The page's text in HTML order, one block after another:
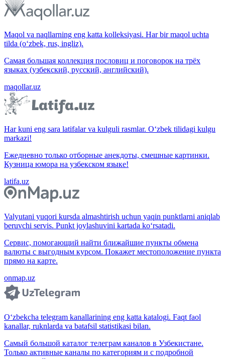
Maqol va naqllarning eng katta kolleksiyasi. Har bir maqol uchta
tilda (o‘zbek, rus, ingliz).
Самая большая коллекция пословиц и поговорок на трёх
языках (узбекский, русский, английский).
maqollar.uz
Har kuni eng sara latifalar va kulguli rasmlar. O‘zbek tilidagi kulgu
markazi!
Ежедневно только отборные анекдоты, смешные картинки.
Кузница юмора на узбекском языке!
latifa.uz
Valyutani yuqori kursda almashtirish uchun yaqin punktlarni aniqlab
beruvchi servis. Punkt joylashuvini kartada ko‘rsatadi.
Сервис, помогающий найти ближайшие пункты обмена
валюты с выгодным курсом. Покажет местоположение пункта
прямо на карте.
onmap.uz
O‘zbekcha telegram kanallarining eng katta katalogi. Faqt faol
kanallar, ruknlarda va batafsil statistikasi bilan.
Самый большой каталог телеграм каналов в Узбекистане.
Только активные каналы по категориям и с подробной